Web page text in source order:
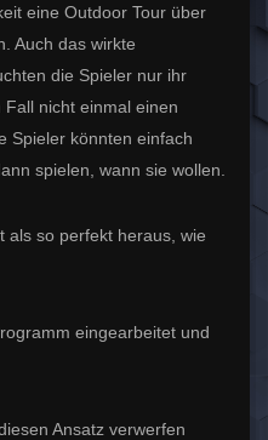
eine Outdoor Tour über
Auch das wirkte
die Spieler nur ihr
nicht einmal einen
Spieler könnten einfach
spielen, wann sie wollen.
als so perfekt heraus, wie
eingearbeitet und
Ansatz verwerfen